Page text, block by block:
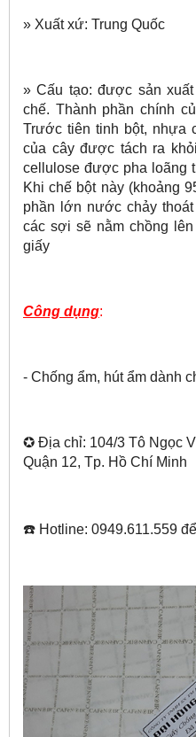
» Xuất xứ: Trung Quốc
» Cấu tạo: được sản
chế. Thành phần chính
Trước tiên tinh bột, nhựa
của cây được tách ra
cellulose được pha loãng
Khi chế bột này (khoảng
phần lớn nước chảy
các sợi sẽ nằm chồng
giấy
Công dụng:
- Chống ẩm, hút ẩm dành
✪ Địa chỉ: 104/3 Tô Ngọc
Quận 12, Tp. Hồ Chí Minh
☎️ Hotline: 0949.611.559